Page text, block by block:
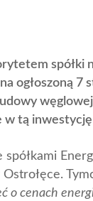
spółki
ogłoszoną 7
w tą
o cenach